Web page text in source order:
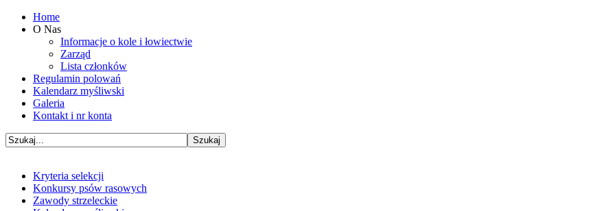
Home
O Nas
Informacje o kole i łowiectwie
Zarząd
Lista członków
Regulamin polowań
Kalendarz myśliwski
Galeria
Kontakt i nr konta
Kryteria selekcji
Konkursy psów rasowych
Zawody strzeleckie